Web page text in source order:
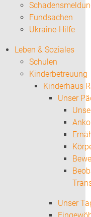
Fundsachen
Ukraine-Hilfe
Leben & Soziales
Schulen
Kinderbetreuung
Kinderhaus
Unser
Unser